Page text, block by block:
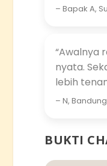
– Bapak A,
“Awalnya
nyata.
lebih
– N, Bandung
BUKTI